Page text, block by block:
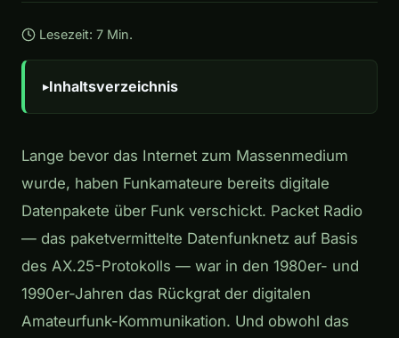
Lesezeit: 7 Min.
Inhaltsverzeichnis
Lange bevor das Internet zum Massenmedium
wurde, haben Funkamateure bereits digitale
Datenpakete über Funk verschickt. Packet Radio
— das paketvermittelte Datenfunknetz auf Basis
des AX.25-Protokolls — war in den 1980er- und
1990er-Jahren das Rückgrat der digitalen
Amateurfunk-Kommunikation. Und obwohl das